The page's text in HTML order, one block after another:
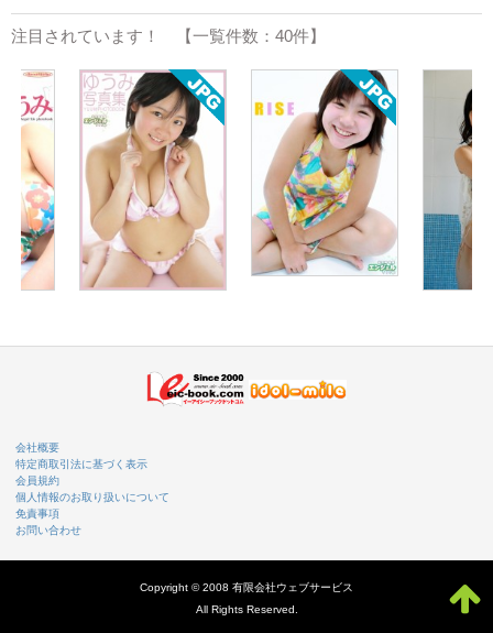
注目されています！ 【一覧件数：40件】
会社概要
特定商取引法に基づく表示
会員規約
個人情報のお取り扱いについて
免責事項
お問い合わせ
Copyright © 2008 有限会社ウェブサービス
All Rights Reserved.